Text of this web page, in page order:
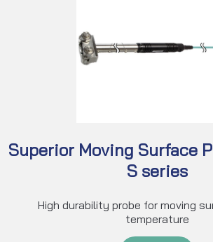
Superior Moving Surface
S series
High durability probe for moving
temperature